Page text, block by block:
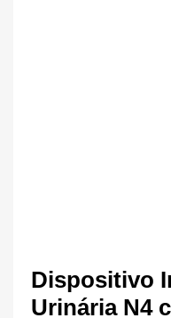
Dispositivo
Urinária N4